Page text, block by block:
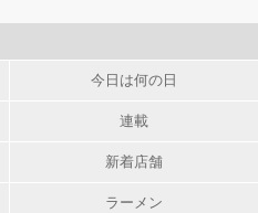
今日は何の日
連載
新着店舗
ラーメン